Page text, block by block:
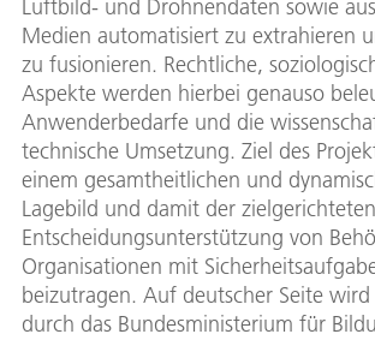
Luftbild- und Drohnendaten sowie
Medien automatisiert zu extrahieren
zu fusionieren. Rechtliche,
Aspekte werden hierbei genauso
Anwenderbedarfe und die
technische Umsetzung. Ziel des
einem gesamtheitlichen und
Lagebild und damit der zielgerichteten
Entscheidungsunterstützung von
Organisationen mit
beizutragen. Auf deutscher Seite wird
durch das Bundesministerium für